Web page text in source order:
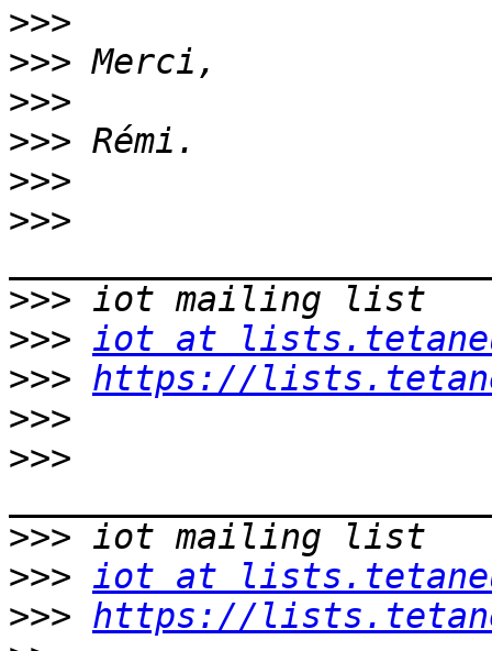
>>>
>>>
>>>
>>>
>>>
>>>
>>>
>>> iot at
>>> https://
>>>
>>>
>>>
>>> iot at
>>> https://